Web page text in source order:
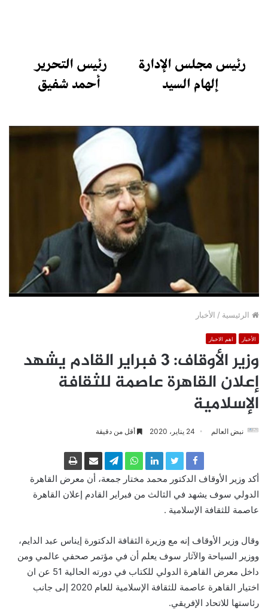
الرئيسية / الأخبار
الأخبار اهم الاخبار
وزير الأوقاف: 3 فبراير القادم يشهد
إعلان القاهرة عاصمة للثقافة
الإسلامية
نبض العالم 24 يناير، 2020 أقل من دقيقة
أكد وزير الأوقاف الدكتور محمد مختار جمعة، أن معرض القاهرة
الدولي سوف يشهد في الثالث من فبراير القادم إعلان القاهرة
عاصمة للثقافة الإسلامية .
وقال وزير الأوقاف إنه مع وزيرة الثقافة الدكتورة إيناس عبد الدايم،
ووزير السياحة والآثار سوف يعلم أن في مؤتمر صحفي عالمي ومن
داخل معرض القاهرة الدولي للكتاب في دورته الحالية 51 عن ان
اختيار القاهرة عاصمة للثقافة الإسلامية للعام 2020 إلى جانب
رئاستها للاتحاد الإفريقي.